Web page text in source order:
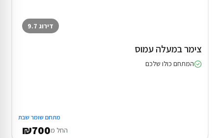
דירוג 9.7
צימר במעלה עמוס
המתחם כולו שלכם
מתחם שומר שבת
החל מ₪700